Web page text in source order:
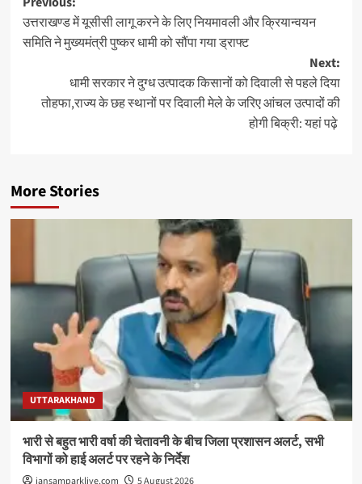
navigation
उत्तराखण्ड में यूसीसी लागू करने के लिए नियमावली और क्रियान्वयन
समिति ने मुख्यमंत्री पुष्कर धामी को सौंपा गया ड्राफ्ट
Next:
धामी सरकार ने दुग्ध उत्पादक किसानों को दिवाली से पहले दिया
तोहफा,राज्य के छह स्थानों पर दिवाली मेले के जरिए आंचल उत्पादों की
होगी बिक्री: यहां पढ़े
More Stories
UTTARAKHAND
भारी से बहुत भारी वर्षा की चेतावनी के बीच जिला प्रशासन अलर्ट, सभी
विभागों को हाई अलर्ट पर रहने के निर्देश
jansamparklive.com 5 August 2026